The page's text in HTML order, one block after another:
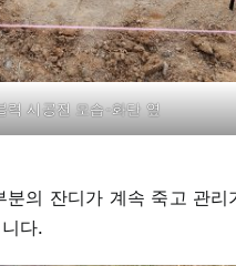
럭 시공전 모습-화단 옆
의 잔디가 계속 죽고 관리
다.